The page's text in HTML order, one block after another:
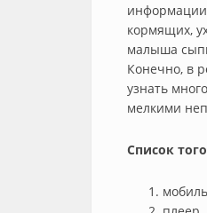
кормящих,
малыша
Конечно, в
узнать
мелкими
Список